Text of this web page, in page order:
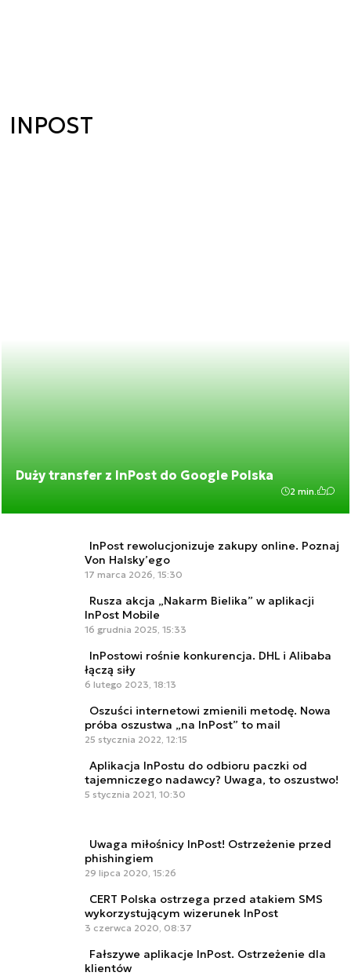
INPOST
Duży transfer z InPost do Google Polska
2 min.
InPost rewolucjonizuje zakupy online. Poznaj
Von Halsky’ego
17 marca 2026, 15:30
Rusza akcja „Nakarm Bielika” w aplikacji
InPost Mobile
16 grudnia 2025, 15:33
InPostowi rośnie konkurencja. DHL i Alibaba
łączą siły
6 lutego 2023, 18:13
Oszuści internetowi zmienili metodę. Nowa
próba oszustwa „na InPost” to mail
25 stycznia 2022, 12:15
Aplikacja InPostu do odbioru paczki od
tajemniczego nadawcy? Uwaga, to oszustwo!
5 stycznia 2021, 10:30
Uwaga miłośnicy InPost! Ostrzeżenie przed
phishingiem
29 lipca 2020, 15:26
CERT Polska ostrzega przed atakiem SMS
wykorzystującym wizerunek InPost
3 czerwca 2020, 08:37
Fałszywe aplikacje InPost. Ostrzeżenie dla
klientów